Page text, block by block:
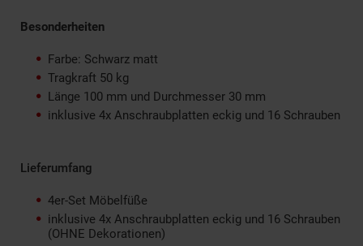
Besonderheiten
Farbe: Schwarz matt
Tragkraft 50 kg
Länge 100 mm und Durchmesser 30 mm
inklusive 4x Anschraubplatten eckig und 16 Schrauben
Lieferumfang
4er-Set Möbelfüße
inklusive 4x Anschraubplatten eckig und 16 Schrauben
(OHNE Dekorationen)